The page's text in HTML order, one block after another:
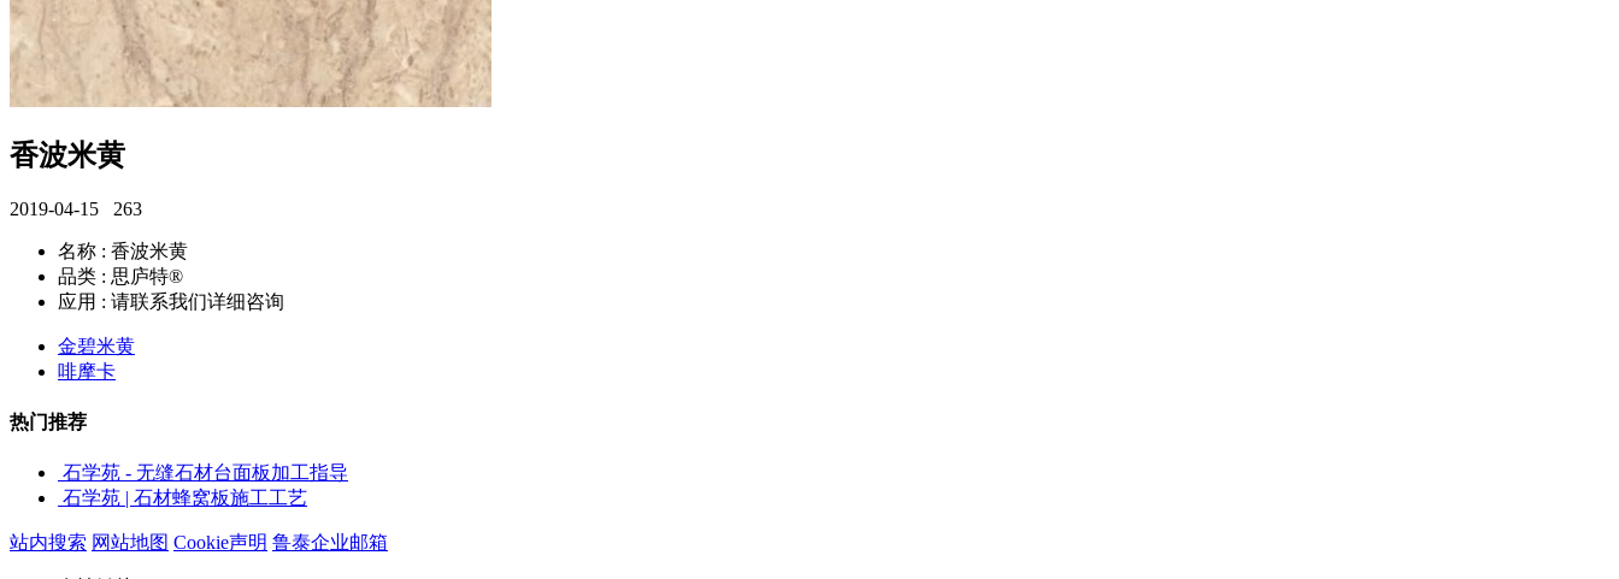
香波米黄
2019-04-15 263
名称 : 香波米黄
品类 : 思庐特®
应用 : 请联系我们详细咨询
金碧米黄
啡摩卡
热门推荐
石学苑 - 无缝石材台面板加工指导
石学苑 | 石材蜂窝板施工工艺
站内搜索 网站地图 Cookie声明 鲁泰企业邮箱